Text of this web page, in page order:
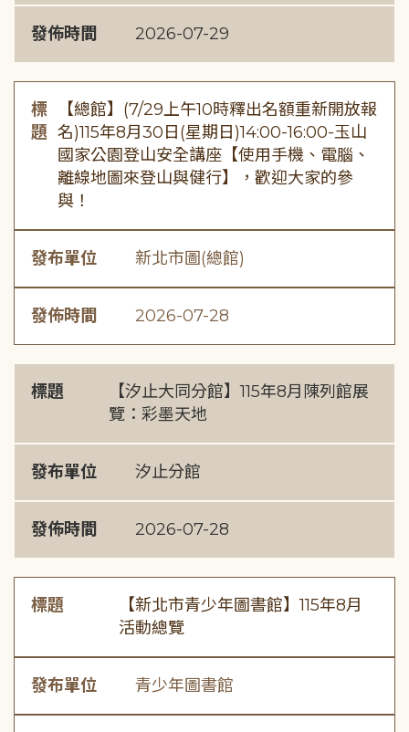
發佈時間 2026-07-29
標
題
【總館】(7/29上午10時釋出名額重新開放報
名)115年8月30日(星期日)14:00-16:00-玉山
國家公園登山安全講座【使用手機、電腦、
離線地圖來登山與健行】，歡迎大家的參
與！
發布單位 新北市圖(總館)
發佈時間 2026-07-28
標題
【汐止大同分館】115年8月陳列館展
覽：彩墨天地
發布單位 汐止分館
發佈時間 2026-07-28
標題
【新北市青少年圖書館】115年8月
活動總覽
發布單位 青少年圖書館